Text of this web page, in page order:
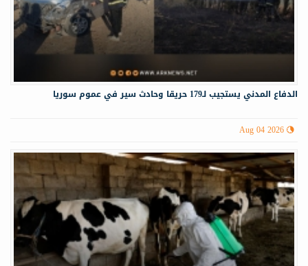
الدفاع المدني يستجيب لـ179 حريقا وحادث سير في عموم سوريا
Aug 04 2026